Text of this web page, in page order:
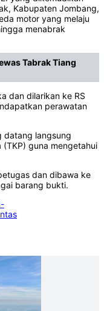
Kabupaten Jombang,
motor yang melaju
menabrak
Tabrak Tiang
dan dilarikan ke RS
perawatan
datang langsung
(TKP) guna mengetahui
dan dibawa ke
barang bukti.